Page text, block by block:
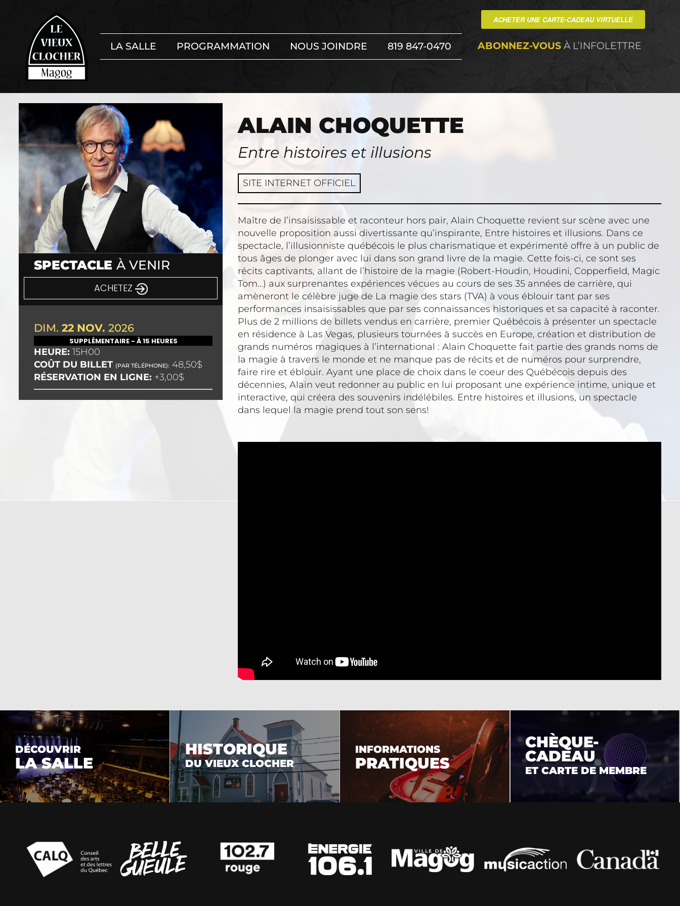
LA SALLE PROGRAMMATION NOUS JOINDRE 819 847-0470
ACHETER UNE CARTE-CADEAU VIRTUELLE
ABONNEZ-VOUS À L’INFOLETTRE
SPECTACLE À VENIR
ACHETEZ
DIM. 22 NOV. 2026
SUPPLÉMENTAIRE - À 15 HEURES
HEURE: 15H00
COÛT DU BILLET (PAR TÉLÉPHONE): 48,50$
RÉSERVATION EN LIGNE: +3,00$
ALAIN CHOQUETTE
Entre histoires et illusions
SITE INTERNET OFFICIEL
Maître de l’insaisissable et raconteur hors pair, Alain Choquette revient sur scène avec une
nouvelle proposition aussi divertissante qu’inspirante, Entre histoires et illusions. Dans ce
spectacle, l’illusionniste québécois le plus charismatique et expérimenté offre à un public de
tous âges de plonger avec lui dans son grand livre de la magie. Cette fois-ci, ce sont ses
récits captivants, allant de l’histoire de la magie (Robert-Houdin, Houdini, Copperfield, Magic
Tom…) aux surprenantes expériences vécues au cours de ses 35 années de carrière, qui
amèneront le célèbre juge de La magie des stars (TVA) à vous éblouir tant par ses
performances insaisissables que par ses connaissances historiques et sa capacité à raconter.
Plus de 2 millions de billets vendus en carrière, premier Québécois à présenter un spectacle
en résidence à Las Vegas, plusieurs tournées à succès en Europe, création et distribution de
grands numéros magiques à l’international : Alain Choquette fait partie des grands noms de
la magie à travers le monde et ne manque pas de récits et de numéros pour surprendre,
faire rire et éblouir. Ayant une place de choix dans le coeur des Québécois depuis des
décennies, Alain veut redonner au public en lui proposant une expérience intime, unique et
interactive, qui créera des souvenirs indélébiles. Entre histoires et illusions, un spectacle
dans lequel la magie prend tout son sens!
DÉCOUVRIR
LA SALLE
HISTORIQUE
DU VIEUX CLOCHER
INFORMATIONS
PRATIQUES
CHÈQUE-
CADEAU
ET CARTE DE MEMBRE